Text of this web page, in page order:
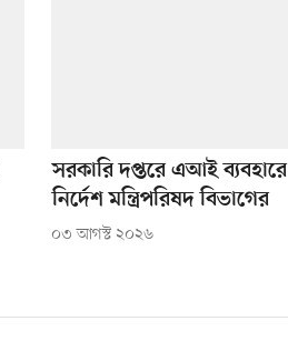
সরকারি দপ্তরে এআই
নির্দেশ মন্ত্রিপরিষদ বিভাগের
০৩ আগস্ট ২০২৬